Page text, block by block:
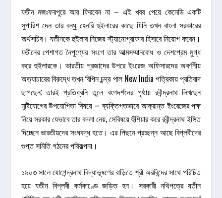
যতীন মজঃফরপুরে আর ফিরবেন না – এই খবর পেয়ে কেনেডি একটি
সুপারিশ দেন তার বন্ধু হেনরি হুইলারের কাছে যিনি তখন বাংলা সরকারের
অর্থসচিব। যতীনকে হুইলার নিজের স্ট্যানোগ্রাফার হিসাবে নিয়োগ করেন।
যতীনের পেশাগত নৈপুণ্যের সংগে তার আত্মসম্মানবোধ ও দেশপ্রেম মুগ্ধ
করে হুইলারকে। ভারতীয় প্রজাদের উপরে ইংরেজ অফিসারদের অবর্ণনীয়
অত্যাচারের বিরুদ্ধে তখন বিপিন চন্দ্র পাল New India পত্রিকায় প্রতিবাদ
ছাপছেন; তারই প্রতিধ্বনি তুলে বংগদর্শনের পৃষ্ঠায় রবীন্দ্রনাথ লিখছেন
মুষ্টিযোগের উপযোগিতা বিষয়ে – ব্যক্তিগতভাবে আক্রান্ত ইংরেজের পক্ষ
নিয়ে সরকার যেভাবে তার বদলা নেয়, সেবিষয়ে হুঁশিয়ার করে রবীন্দ্রনাথ ইঙ্গিত
দিচ্ছেন ভারতীয়দের সংঘবদ্ধ হতে। এর পিছনে প্রচ্ছন্ন আছে বিপ্লবীদের
গুপ্ত সমিতি গঠনের পরিকল্পনা।
১৯০৩ সালে যোগেন্দ্রনাথ বিদ্যাভূষণের বাড়িতে শ্রী অরবিন্দের সাথে পরিচিত
হয়ে যতীন বিপ্লবী কর্মকাণ্ডে জড়িত হন। সরকারী নথিপত্রে যতীন